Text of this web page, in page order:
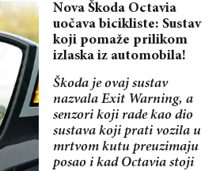
Nova Škoda Octavia
uočava bicikliste: Sustav
koji pomaže prilikom
izlaska iz automobila!
Škoda je ovaj sustav
nazvala Exit Warning, a
senzori koji rade kao dio
sustava koji prati vozila u
mrtvom kutu preuzimaju
posao i kad Octavia stoji